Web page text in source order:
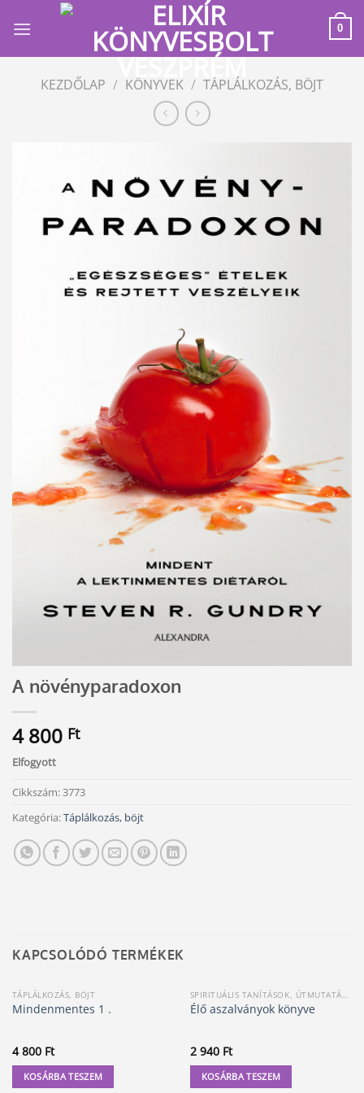
0
KEZDŐLAP / KÖNYVEK / TÁPLÁLKOZÁS, BÖJT
A növényparadoxon
4 800 Ft
Elfogyott
Cikkszám: 3773
Kategória:Táplálkozás, böjt
KAPCSOLÓDÓ TERMÉKEK
TÁPLÁLKOZÁS, BÖJT
Mindenmentes 1 .
4 800 Ft
KOSÁRBA TESZEM
SPIRITUÁLIS TANÍTÁSOK, ÚTMUTATÁSOK
Élő aszalványok könyve
2 940 Ft
KOSÁRBA TESZEM